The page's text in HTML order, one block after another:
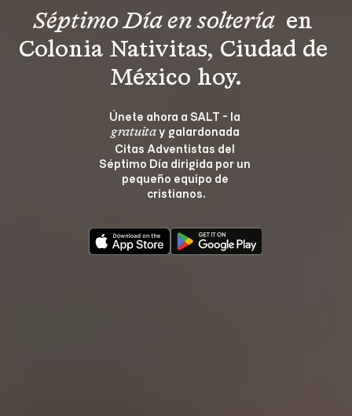
Séptimo Día en soltería en
Colonia Nativitas, Ciudad de
México hoy.
Únete ahora a SALT - la
gratuita y galardonada
Citas Adventistas del
Séptimo Día dirigida por un
pequeño equipo de
cristianos.